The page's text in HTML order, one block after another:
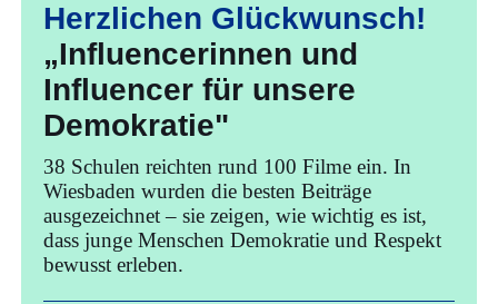
Herzlichen Glückwunsch!
„Influencerinnen und
Influencer für unsere
Demokratie"
38 Schulen reichten rund 100 Filme ein. In
Wiesbaden wurden die besten Beiträge
ausgezeichnet – sie zeigen, wie wichtig es ist,
dass junge Menschen Demokratie und Respekt
bewusst erleben.